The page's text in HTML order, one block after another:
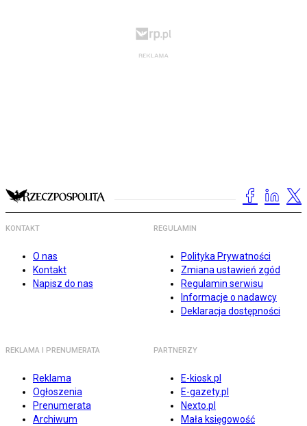
KONTAKT
O nas
Kontakt
Napisz do nas
REGULAMIN
Polityka Prywatności
Zmiana ustawień zgód
Regulamin serwisu
Informacje o nadawcy
Deklaracja dostępności
REKLAMA I PRENUMERATA
Reklama
Ogłoszenia
Prenumerata
Archiwum
PARTNERZY
E-kiosk.pl
E-gazety.pl
Nexto.pl
Mała księgowość